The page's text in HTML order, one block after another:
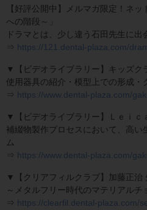
【好評公開中】メルマガ限定！ネ
への階段～」
ドラマとは、少し違う石田先生に出
⇒ https://121.dental-plaza.com/
▼【ビデオライブラリー】キッズク
使用器具の紹介・模型上での形成・
⇒ https://www.dental-plaza.com/
▼【ビデオライブラリー】Ｌｅｉｃ
補綴物製作プロセスにおいて、高
ム
⇒ https://www.dental-plaza.com/
▼【クリアフィルクラブ】加藤正治
～メタルフリー時代のマテリアルチ
⇒ https://clearfil.dental-plaza.com/